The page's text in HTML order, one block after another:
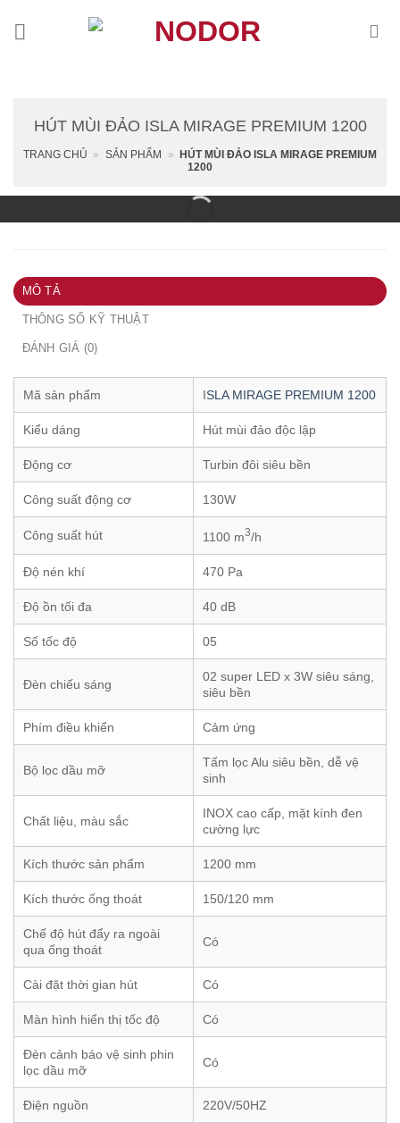
HÚT MÙI ĐẢO ISLA MIRAGE PREMIUM 1200
TRANG CHỦ » SẢN PHẨM »
HÚT MÙI ĐẢO ISLA MIRAGE PREMIUM
1200
MÔ TẢ
THÔNG SỐ KỸ THUẬT
ĐÁNH GIÁ (0)
Mã sản phẩm ISLA MIRAGE PREMIUM 1200
Kiểu dáng Hút mùi đảo độc lập
Động cơ Turbin đôi siêu bền
Công suất động cơ 130W
Công suất hút 1100 m3/h
Độ nén khí 470 Pa
Độ ồn tối đa 40 dB
Số tốc độ 05
Đèn chiếu sáng
02 super LED x 3W siêu sáng,
siêu bền
Phím điều khiển Cảm ứng
Bộ lọc dầu mỡ
Tấm lọc Alu siêu bền, dễ vệ
sinh
Chất liệu, màu sắc
INOX cao cấp, mặt kính đen
cường lực
Kích thước sản phẩm 1200 mm
Kích thước ống thoát 150/120 mm
Chế độ hút đẩy ra ngoài
qua ống thoát
Có
Cài đặt thời gian hút Có
Màn hình hiển thị tốc độ Có
Đèn cảnh báo vệ sinh phin
lọc dầu mỡ
Có
Điện nguồn 220V/50HZ